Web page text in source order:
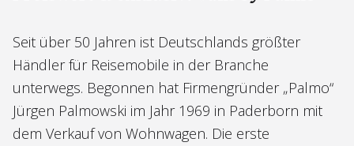
Seit über 50 Jahren ist Deutschlands größter
Händler für Reisemobile in der Branche
unterwegs. Begonnen hat Firmengründer „Palmo“
Jürgen Palmowski im Jahr 1969 in Paderborn mit
dem Verkauf von Wohnwagen. Die erste